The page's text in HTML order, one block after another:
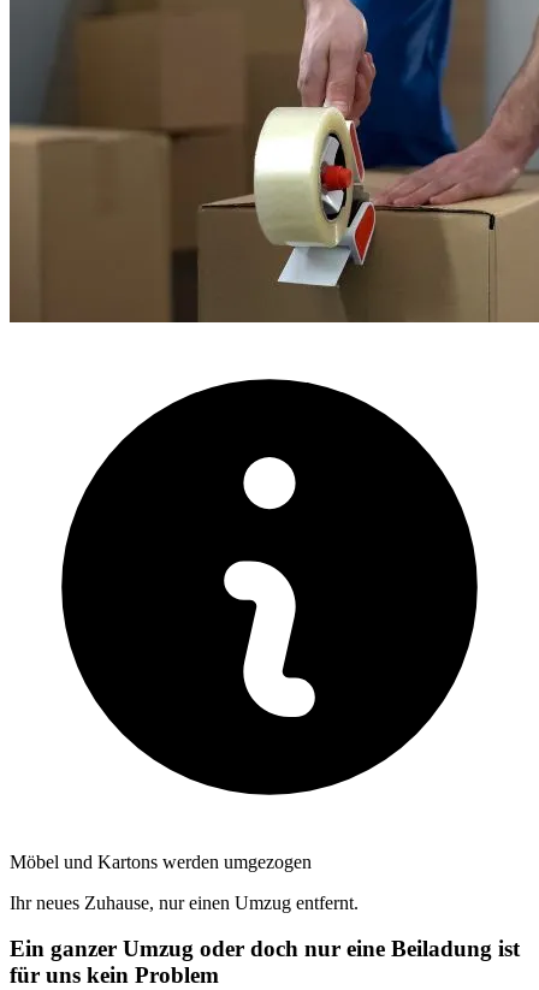
Möbel und Kartons werden umgezogen
Ihr neues Zuhause, nur einen Umzug entfernt.
Ein ganzer Umzug oder doch nur eine Beiladung ist
für uns kein Problem